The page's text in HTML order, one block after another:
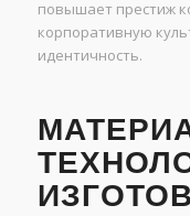
повышает престиж
корпоративную
идентичность.